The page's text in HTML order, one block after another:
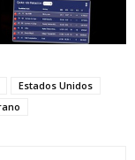
Estados Unidos